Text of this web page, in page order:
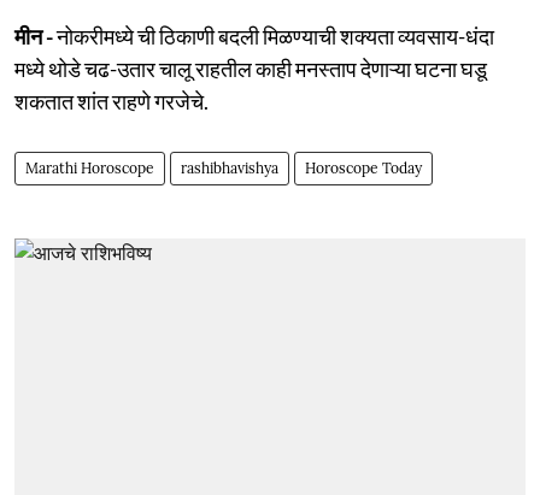
मीन -नोकरीमध्ये ची ठिकाणी बदली मिळण्याची शक्यता व्यवसाय-धंदा
मध्ये थोडे चढ-उतार चालू राहतील काही मनस्ताप देणाऱ्या घटना घडू
शकतात शांत राहणे गरजेचे.
Marathi Horoscope rashibhavishya Horoscope Today